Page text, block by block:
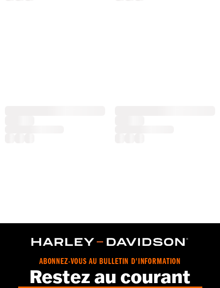
ABONNEZ-VOUS AU BULLETIN D'INFORMATION
Restez au courant